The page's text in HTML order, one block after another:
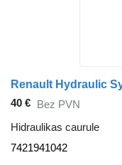
40 € Bez PVN
Hidraulikas caurule
7421941042